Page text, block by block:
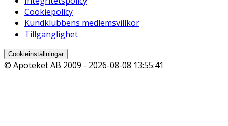
Cookiepolicy
Kundklubbens medlemsvillkor
Tillgänglighet
Cookieinställningar
© Apoteket AB 2009 - 2026-08-08 13:55:41